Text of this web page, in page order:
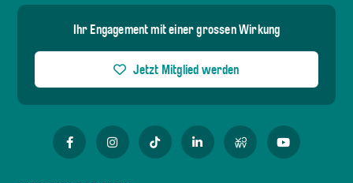
Ihr Engagement mit einer grossen Wirkung
Jetzt Mitglied werden